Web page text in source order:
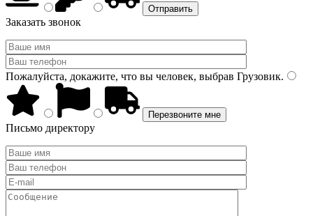
Заказать звонок
Пожалуйста, докажите, что вы человек, выбрав Грузовик.
Письмо директору